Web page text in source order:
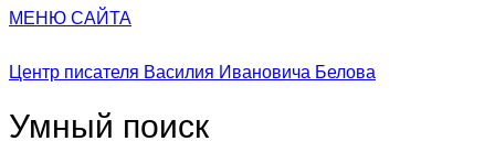
МЕНЮ САЙТА
Центр писателя Василия Ивановича Белова
Умный поиск